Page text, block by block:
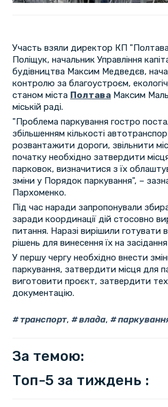
Участь взяли директор КП
Поліщук, начальник Управління
будівництва Максим Медведєв,
контролю за благоустроєм,
станом міста ПолтаваМаксим
міській раді.
"Проблема паркування гостро
збільшенням кількості
розвантажити дороги, звільнити
початку необхідно затвердити
парковок, визначитися з їх
зміни у Порядок паркування", –
Пархоменко.
Під час наради запропонували
заради координації дій стосовно
питання. Наразі вирішили готувати
рішень для винесення їх на засідання
У першу чергу необхідно внести
паркування, затвердити місця для
виготовити проєкт, затвердити
документацію.
транспорт, влада,
За темою:
Топ-5 за тиждень :